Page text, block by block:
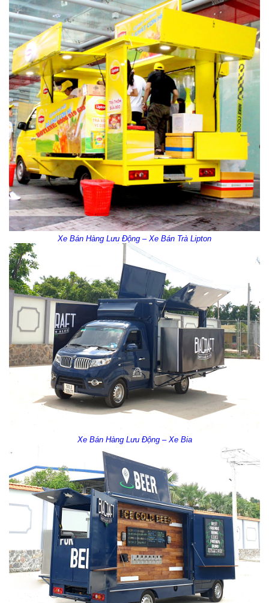
Xe Bán Hàng Lưu Động – Xe Bán Trà Lipton
Xe Bán Hàng Lưu Động – Xe Bia